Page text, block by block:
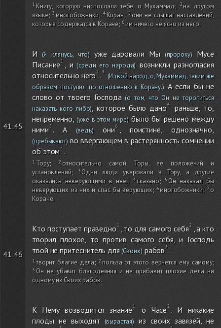
Книгу, которую ниспослали тебе, о Мухаммад;
на другом
языке; многобожники; Коран;
они не слышат наставлений,
которые содержатся в Коране; им ничего не ясно из него.
41:45
И(Я клянусь, что)уже даровали Мы (пророку)Мусе
Писание , и (среди его народа) возникли разногласия
относительно него .
(И твой народ, о, Мухаммад, таким же
образом поступил по отношению к Корану.) А если бы не
слово от твоего Господа(о том, что Он не торопиться
наказать кого-либо), которое было дано
раньше, то,
непременно, (уже в этом мире)было бы решено между
ними . А (ведь)они , поистине, однозначно,
(пребывают)во ввергающем в растерянность сомнении
об этом .
Тору;
относительно самой Торы, ее положений и
установлений;
Одни люди уверовали в Тору, а другие
оказались неверующими в нее.; сказано;
Он наказал бы
неверующих из них и спас бы верующих; многобожники;
о
Коране.
41:46
Кто поступает праведно , то для самого себя , а кто
творил плохое, то против самого себя, и Господь
твой не притеснитель для(Своих)рабов .
творит благие дела; польза от этого вернется ему самому;
Он не убавит благодеяния и не прибавит плохие дела ни
одному из Своих рабов.
К Нему возводится знание о Часе . И никакие
плоды не выходят (вырастая)из своих завязей, не